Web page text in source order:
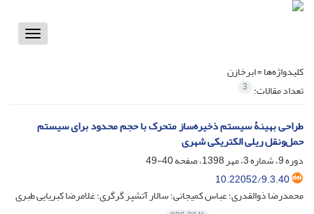
Toggle
کلیدواژه‌ها =ابرخازن
تعداد مقالات: 3
طراحی بهینۀ سیستم ذخیره‌ساز متحرک با حجم محدود برای سیستم
حمل‌ونقل ریلی الکتریکی شهری
دوره 9، شماره 3، مهر 1398، صفحه
40-49
10.22052/9.3.40
محمدرضا ذوالقدری؛ عباس کمیجانی؛ سالار آتشپر گرگری؛ غلامرضا کبریایی طبری